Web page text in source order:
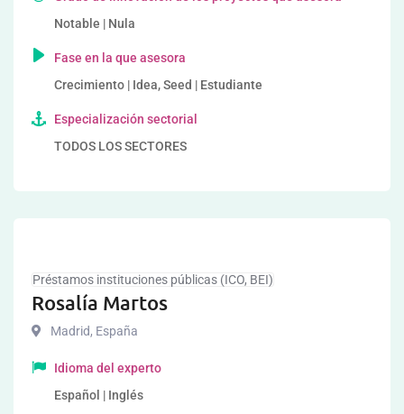
Notable | Nula
Fase en la que asesora
Crecimiento | Idea, Seed | Estudiante
Especialización sectorial
TODOS LOS SECTORES
Préstamos instituciones públicas (ICO, BEI)
Rosalía Martos
Madrid, España
Idioma del experto
Español | Inglés